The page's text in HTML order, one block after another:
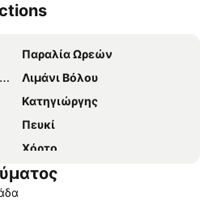
Παραλία Ωρεών
Λιμάνι Βόλου
Κατηγιώργης
Πευκί
Χόρτο
Γλύφα